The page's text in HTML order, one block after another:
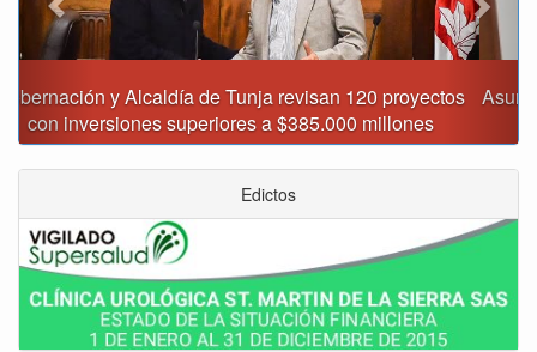
Asumió funciones nuevo secretario de Medio Ambiente de
Tunja
Edictos